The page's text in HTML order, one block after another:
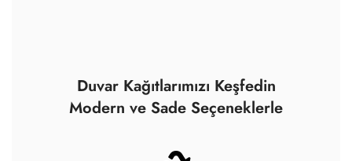
Duvar Kağıtlarımızı Keşfedin
Modern ve Sade Seçeneklerle